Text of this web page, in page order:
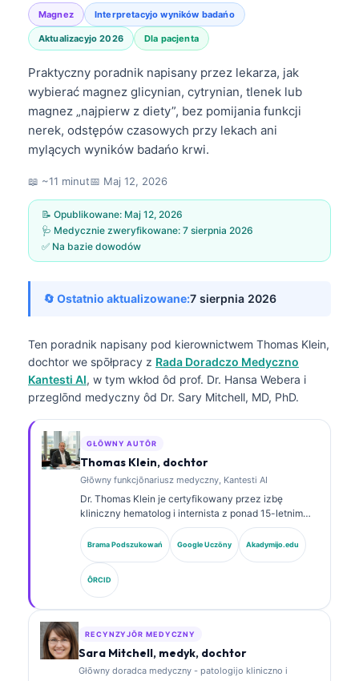
Magnez Interpretacyjo wyników badańo
Aktualizacyjo 2026 Dla pacjenta
Praktyczny poradnik napisany przez lekarza, jak
wybierać magnez glicynian, cytrynian, tlenek lub
magnez „najpierw z diety”, bez pomijania funkcji
nerek, odstępów czasowych przy lekach ani
mylących wyników badańo krwi.
📖 ~11 minut📅 Maj 12, 2026
📝 Opublikowane: Maj 12, 2026
🩺 Medycznie zweryfikowane: 7 sierpnia 2026
✅ Na bazie dowodów
🔄 Ostatnio aktualizowane:7 sierpnia 2026
Ten poradnik napisany pod kierownictwem Thomas Klein,
dochtor we spōłpracy z Rada Doradczo Medyczno
Kantesti AI, w tym wkłod ôd prof. Dr. Hansa Webera i
przeglōnd medyczny ôd Dr. Sary Mitchell, MD, PhD.
GŁŌWNY AUTŌR
Thomas Klein, dochtor
Głōwny funkcjōnariusz medyczny, Kantesti AI
Dr. Thomas Klein je certyfikowany przez izbę
kliniczny hematolog i internista z ponad 15-letnim
doświadczeniem w medycynie laboratoryjnej i
analizie klinicznej wspieranej sztuczną inteligencją.
Jako Chief Medical Officer w Kantesti AI sprawuje
kliniczny nadzór nad medycznom poprawnościom
wytwornego sieci neuronowej. Dr. Klein publikował
obszernie na temat interpretacyje biomarkerów i
diagnostyki laboratoryjnej w dziedzinie medycyny
laboratoryjnej.
Brama Podszukowań Google Uczōny Akadymijo.edu
ÔRCID
RECYNZYJŌR MEDYCZNY
Sara Mitchell, medyk, dochtor
Głōwny doradca medyczny - patologijo kliniczno i